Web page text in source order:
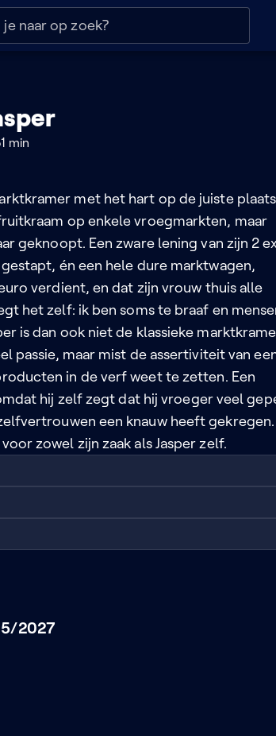
min
met het hart op de juiste
op enkele vroegmarkten, maar
geknoopt. Een zware lening van zijn 2
én een hele dure marktwagen,
verdient, en dat zijn vrouw thuis alle
het zelf: ik ben soms te braaf en
is dan ook niet de klassieke
passie, maar mist de assertiviteit van
in de verf weet te zetten. Een
hij zelf zegt dat hij vroeger veel
een knauw heeft gekregen.
zowel zijn zaak als Jasper zelf.
2027